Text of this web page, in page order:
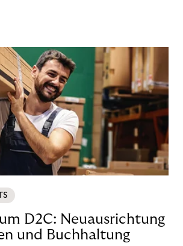
D2C: Neuausrichtung
und Buchhaltung